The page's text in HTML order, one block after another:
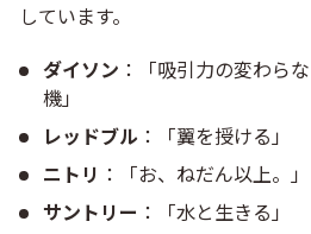
しています。
ダイソン ：「吸引力の変わら
機」
レッドブル ：「翼を授ける」
ニトリ ：「お、ねだん以上。」
サントリー ：「水と生きる」